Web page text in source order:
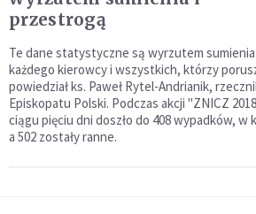
przestrogą
Te dane statystyczne są wyrzutem
każdego kierowcy i wszystkich, którzy
powiedział ks. Paweł Rytel-Andrianik,
Episkopatu Polski. Podczas akcji "ZNICZ
ciągu pięciu dni doszło do 408 wypadków, w
a 502 zostały ranne.